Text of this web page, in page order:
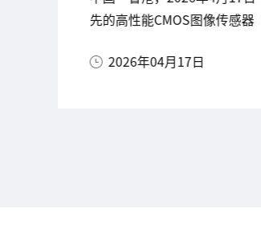
先的高性能CMOS图像传感器
（以下简称 “长光辰芯” 或
2026年04月17日